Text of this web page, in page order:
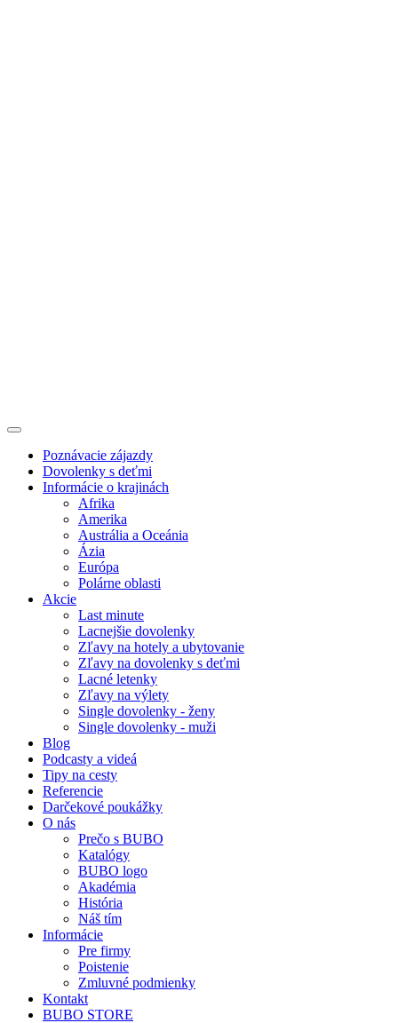
Poznávacie zájazdy
Dovolenky s deťmi
Informácie o krajinách
Afrika
Amerika
Austrália a Oceánia
Ázia
Európa
Polárne oblasti
Akcie
Last minute
Lacnejšie dovolenky
Zľavy na hotely a ubytovanie
Zľavy na dovolenky s deťmi
Lacné letenky
Zľavy na výlety
Single dovolenky - ženy
Single dovolenky - muži
Blog
Podcasty a videá
Tipy na cesty
Referencie
Darčekové poukážky
O nás
Prečo s BUBO
Katalógy
BUBO logo
Akadémia
História
Náš tím
Informácie
Pre firmy
Poistenie
Zmluvné podmienky
Kontakt
BUBO STORE